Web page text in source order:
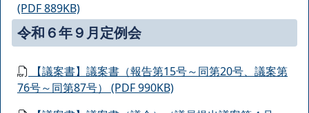
(PDF 889KB)
令和６年９月定例会
【議案書】議案書（報告第15号～同第20号、議案第
76号～同第87号） (PDF 990KB)